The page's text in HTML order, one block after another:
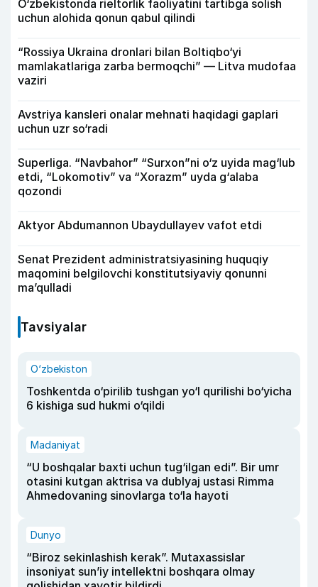
O‘zbekistonda rieltorlik faoliyatini tartibga solish
uchun alohida qonun qabul qilindi
“Rossiya Ukraina dronlari bilan Boltiqbo‘yi
mamlakatlariga zarba bermoqchi” — Litva mudofaa
vaziri
Avstriya kansleri onalar mehnati haqidagi gaplari
uchun uzr so‘radi
Superliga. “Navbahor” “Surxon”ni o‘z uyida mag‘lub
etdi, “Lokomotiv” va “Xorazm” uyda g‘alaba
qozondi
Aktyor Abdu­mannon Ubaydullayev vafot etdi
Senat Prezident administratsiyasining huquqiy
maqomini belgilovchi konstitutsiyaviy qonunni
ma’qulladi
Tavsiyalar
O‘zbekiston
Toshkentda o‘pirilib tushgan yo‘l qurilishi bo‘yicha
6 kishiga sud hukmi o‘qildi
Madaniyat
“U boshqalar baxti uchun tug‘ilgan edi”. Bir umr
otasini kutgan aktrisa va dublyaj ustasi Rimma
Ahmedovaning sinovlarga to‘la hayoti
Dunyo
“Biroz sekinlashish kerak”. Mutaxassislar
insoniyat sun’iy intellektni boshqara olmay